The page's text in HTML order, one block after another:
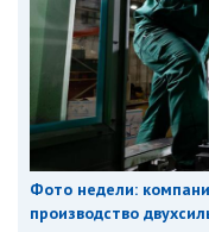
Фото недели:
производство